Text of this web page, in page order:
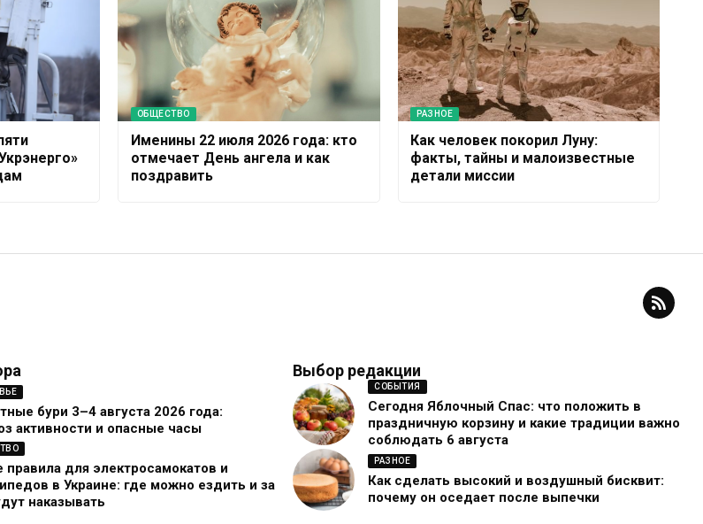
ОБЩЕСТВО
Именины 22 июля 2026 года: кто
отмечает День ангела и как
поздравить
РАЗНОЕ
Как человек покорил Луну:
факты, тайны и малоизвестные
детали миссии
бури 3–4 августа 2026 года:
активности и опасные часы
правила для электросамокатов и
в Украине: где можно ездить и за
наказывать
Выбор редакции
СОБЫТИЯ
Сегодня Яблочный Спас: что положить в
праздничную корзину и какие традиции важно
соблюдать 6 августа
РАЗНОЕ
Как сделать высокий и воздушный бисквит:
почему он оседает после выпечки